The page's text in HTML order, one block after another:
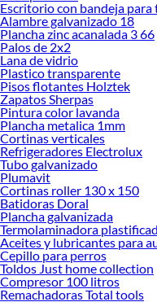
Escritorio con bandeja para
Alambre galvanizado 18
Plancha zinc acanalada 3 66
Palos de 2x2
Lana de vidrio
Plastico transparente
Pisos flotantes Holztek
Zapatos Sherpas
Pintura color lavanda
Plancha metalica 1mm
Cortinas verticales
Refrigeradores Electrolux
Tubo galvanizado
Plumavit
Cortinas roller 130 x 150
Batidoras Doral
Plancha galvanizada
Termolaminadora
Aceites y lubricantes para
Cepillo para perros
Toldos Just home collection
Compresor 100 litros
Remachadoras Total tools